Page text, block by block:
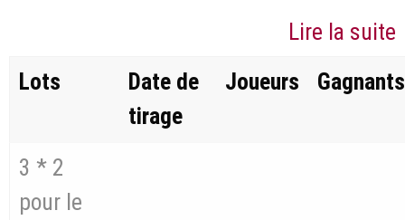
Lire la suite
Lots
Date de
tirage
Joueurs Gagnants
3 * 2
pour le